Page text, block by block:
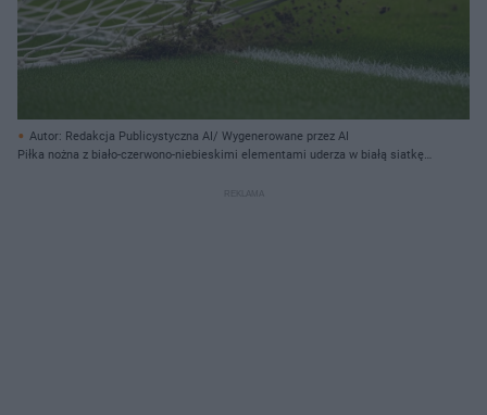
Autor: Redakcja Publicystyczna AI/ Wygenerowane przez AI
Piłka nożna z biało-czerwono-niebieskimi elementami uderza w białą siatkę
lewą stronę kadru, z piłką w centrum i rozpryskującą się glebą w dolnym